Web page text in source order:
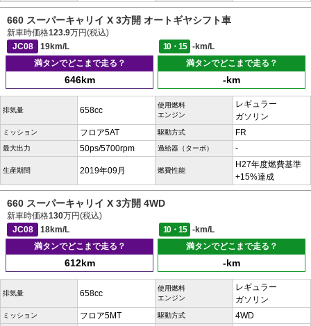
660 スーパーキャリイ X 3方開 オートギヤシフト車
新車時価格123.9万円(税込)
JC08
19km/L 10・15
-km/L
満タンでどこまで走る？
646km
満タンでどこまで走る？
-km
排気量 658cc
使用燃料
エンジン
レギュラー
ガソリン
ミッション フロア5AT 駆動方式 FR
最大出力 50ps/5700rpm 過給器（ターボ） -
生産期間 2019年09月 燃費性能
H27年度燃費基準
+15%達成
660 スーパーキャリイ X 3方開 4WD
新車時価格130万円(税込)
JC08
18km/L 10・15
-km/L
満タンでどこまで走る？
612km
満タンでどこまで走る？
-km
排気量 658cc
使用燃料
エンジン
レギュラー
ガソリン
ミッション フロア5MT 駆動方式 4WD